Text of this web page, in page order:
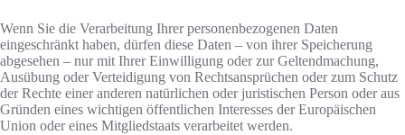
Wenn Sie die Verarbeitung Ihrer personenbezogenen Daten
eingeschränkt haben, dürfen diese Daten – von ihrer Speicherung
abgesehen – nur mit Ihrer Einwilligung oder zur Geltendmachung,
Ausübung oder Verteidigung von Rechtsansprüchen oder zum Schutz
der Rechte einer anderen natürlichen oder juristischen Person oder aus
Gründen eines wichtigen öffentlichen Interesses der Europäischen
Union oder eines Mitgliedstaats verarbeitet werden.